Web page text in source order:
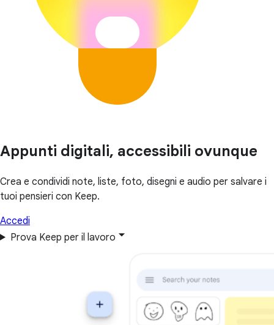
Appunti digitali, accessibili ovunque
Crea e condividi note, liste, foto, disegni e audio per salvare i
tuoi pensieri con Keep.
Accedi
Prova Keep per il lavoro